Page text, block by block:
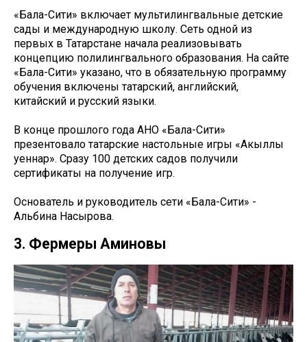
«Бала-Сити» включает мультилингвальные детские
сады и международную школу. Сеть одной из
первых в Татарстане начала реализовывать
концепцию полилингвального образования. На сайте
«Бала-Сити» указано, что в обязательную программу
обучения включены татарский, английский,
китайский и русский языки.
В конце прошлого года АНО «Бала-Сити»
презентовало татарские настольные игры «Акыллы
уеннар». Сразу 100 детских садов получили
сертификаты на получение игр.
Основатель и руководитель сети «Бала-Сити» -
Альбина Насырова.
3. Фермеры Аминовы